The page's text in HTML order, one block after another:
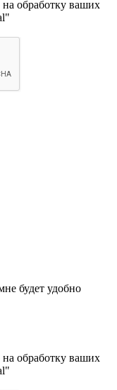
на обработку ваших
будет удобно
на обработку ваших